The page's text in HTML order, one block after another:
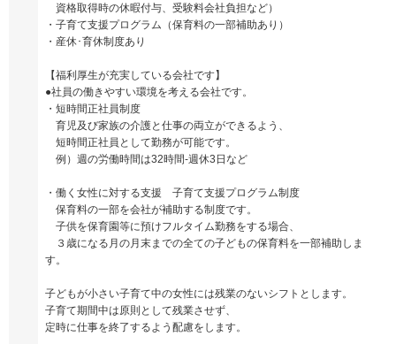
資格取得時の休暇付与、受験料会社負担など）
・子育て支援プログラム（保育料の一部補助あり）
・産休･育休制度あり
【福利厚生が充実している会社です】
●社員の働きやすい環境を考える会社です。
・短時間正社員制度
育児及び家族の介護と仕事の両立ができるよう、
短時間正社員として勤務が可能です。
例）週の労働時間は32時間-週休3日など
・働く女性に対する支援 子育て支援プログラム制度
保育料の一部を会社が補助する制度です。
子供を保育園等に預けフルタイム勤務をする場合、
３歳になる月の月末までの全ての子どもの保育料を一部補助しま
す。
子どもが小さい子育て中の女性には残業のないシフトとします。
子育て期間中は原則として残業させず、
定時に仕事を終了するよう配慮をします。